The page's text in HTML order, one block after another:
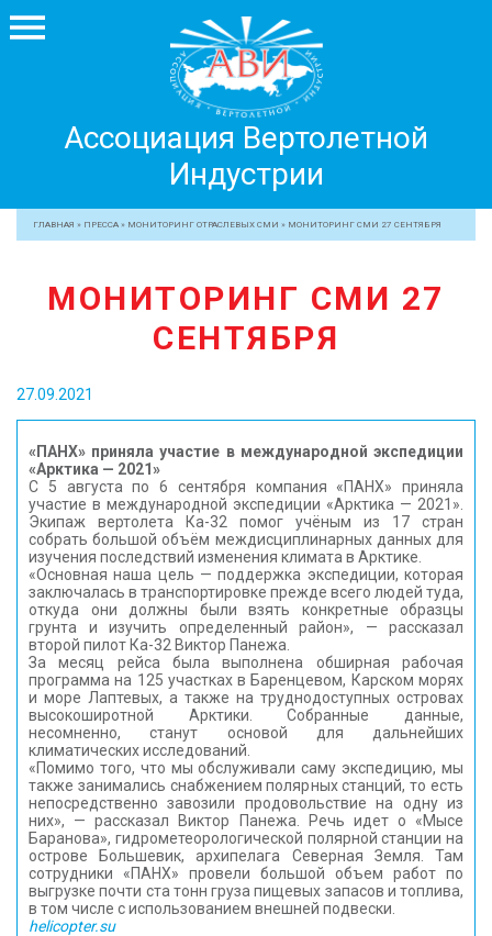
Ассоциация Вертолетной
Индустрии
Вертолетной
Индустрии
+7 499 755 99 29
ЧЛЕНЫ АВИ
МЕРОПРИЯТИЯ
ЖУРНАЛ
ПРЕССА
МЕДИА
КОНТАКТЫ
ГЛАВНАЯ » ПРЕССА » МОНИТОРИНГ ОТРАСЛЕВЫХ СМИ » МОНИТОРИНГ СМИ 27 СЕНТЯБРЯ
МОНИТОРИНГ СМИ 27
СЕНТЯБРЯ
27.09.2021
«ПАНХ» приняла участие в международной экспедиции
«Арктика — 2021»
С 5 августа по 6 сентября компания «ПАНХ» приняла
участие в международной экспедиции «Арктика — 2021».
Экипаж вертолета Ка-32 помог учёным из 17 стран
собрать большой объём междисциплинарных данных для
изучения последствий изменения климата в Арктике.
«Основная наша цель — поддержка экспедиции, которая
заключалась в транспортировке прежде всего людей туда,
откуда они должны были взять конкретные образцы
грунта и изучить определенный район», — рассказал
второй пилот Ка-32 Виктор Панежа.
За месяц рейса была выполнена обширная рабочая
программа на 125 участках в Баренцевом, Карском морях
и море Лаптевых, а также на труднодоступных островах
высокоширотной Арктики. Собранные данные,
несомненно, станут основой для дальнейших
климатических исследований.
«Помимо того, что мы обслуживали саму экспедицию, мы
также занимались снабжением полярных станций, то есть
непосредственно завозили продовольствие на одну из
них», — рассказал Виктор Панежа. Речь идет о «Мысе
Баранова», гидрометеорологической полярной станции на
острове Большевик, архипелага Северная Земля. Там
сотрудники «ПАНХ» провели большой объем работ по
выгрузке почти ста тонн груза пищевых запасов и топлива,
в том числе с использованием внешней подвески.
helicopter.su